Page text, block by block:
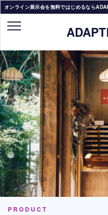
オンライン展示会を無料ではじめるなら
PRODUCT